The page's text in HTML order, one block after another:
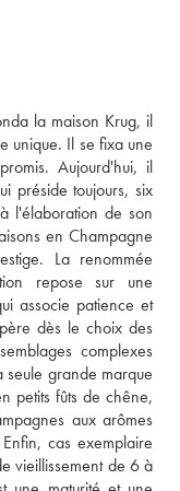
la maison Krug, il
unique. Il se fixa une
Aujourd'hui, il
préside toujours, six
l'élaboration de son
en Champagne
La renommée
repose sur une
associe patience et
dès le choix des
complexes
seule grande marque
petits fûts de chêne,
aux arômes
cas exemplaire
vieillissement de 6 à